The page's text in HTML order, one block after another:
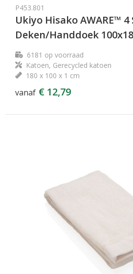
P453.801
Ukiyo Hisako AWARE™ 4
Deken/Handdoek
6181 op voorraad
Katoen, Gerecycled katoen
180 x 100 x 1 cm
vanaf € 12,79